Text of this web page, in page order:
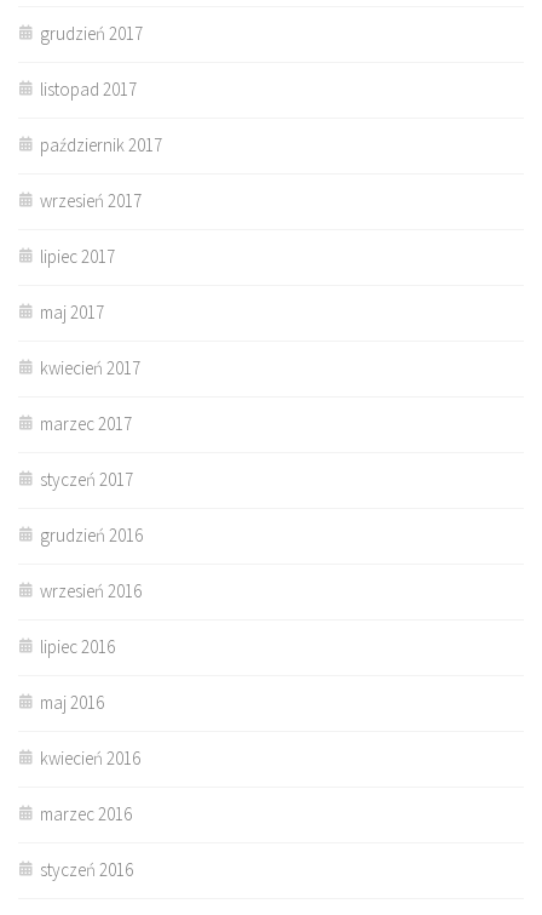
grudzień 2017
listopad 2017
październik 2017
wrzesień 2017
lipiec 2017
maj 2017
kwiecień 2017
marzec 2017
styczeń 2017
grudzień 2016
wrzesień 2016
lipiec 2016
maj 2016
kwiecień 2016
marzec 2016
styczeń 2016